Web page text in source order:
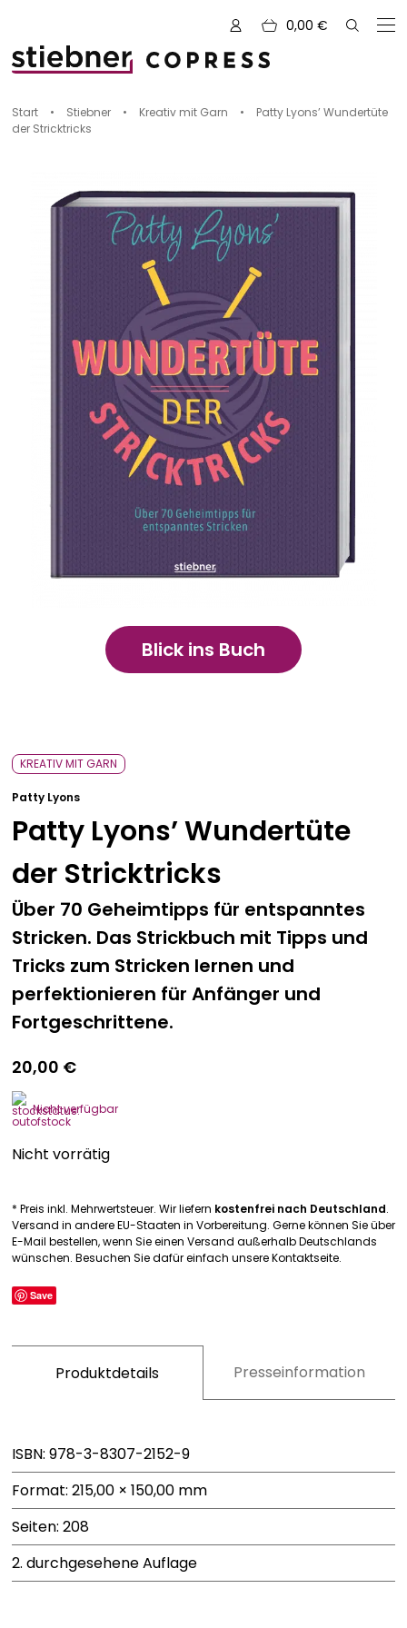
0,00 €
Neue Bücher
Nähen und Fashion
Zeichnen, Gestalten & Design
Kulinarik & Genuss
Abenteuer & Outdoor
Bavarica & Karikaturen
NOVUM
Vorschauen
Sale
Start • Stiebner • Kreativ mit Garn •
Patty Lyons’ Wundertüte
der Stricktricks
Blick ins Buch
KREATIV MIT GARN
Patty Lyons
Patty Lyons’ Wundertüte
der Stricktricks
Über 70 Geheimtipps für entspanntes
Stricken. Das Strickbuch mit Tipps und
Tricks zum Stricken lernen und
perfektionieren für Anfänger und
Fortgeschrittene.
20,00 €
Nicht verfügbar
Nicht vorrätig
* Preis inkl. Mehrwertsteuer. Wir liefern kostenfrei nach Deutschland.
Versand in andere EU-Staaten in Vorbereitung. Gerne können Sie über
E-Mail bestellen, wenn Sie einen Versand außerhalb Deutschlands
wünschen. Besuchen Sie dafür einfach unsere Kontaktseite.
Save
Produktdetails Presseinformation
ISBN: 978-3-8307-2152-9
Format: 215,00 × 150,00 mm
Seiten: 208
2. durchgesehene Auflage